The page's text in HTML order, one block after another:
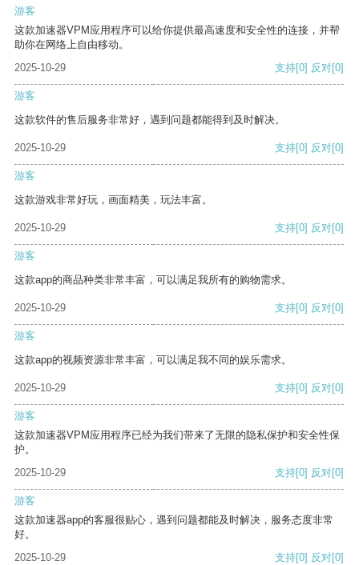
游客
这款加速器VPM应用程序可以给你提供最高速度和安全性的连接，并帮
助你在网络上自由移动。
2025-10-29
支持[0] 反对[0]
游客
这款软件的售后服务非常好，遇到问题都能得到及时解决。
2025-10-29 支持[0] 反对[0]
游客
这款游戏非常好玩，画面精美，玩法丰富。
2025-10-29 支持[0] 反对[0]
游客
这款app的商品种类非常丰富，可以满足我所有的购物需求。
2025-10-29 支持[0] 反对[0]
游客
这款app的视频资源非常丰富，可以满足我不同的娱乐需求。
2025-10-29 支持[0] 反对[0]
游客
这款加速器VPM应用程序已经为我们带来了无限的隐私保护和安全性保
护。
2025-10-29
支持[0] 反对[0]
游客
这款加速器app的客服很贴心，遇到问题都能及时解决，服务态度非常
好。
2025-10-29
支持[0] 反对[0]